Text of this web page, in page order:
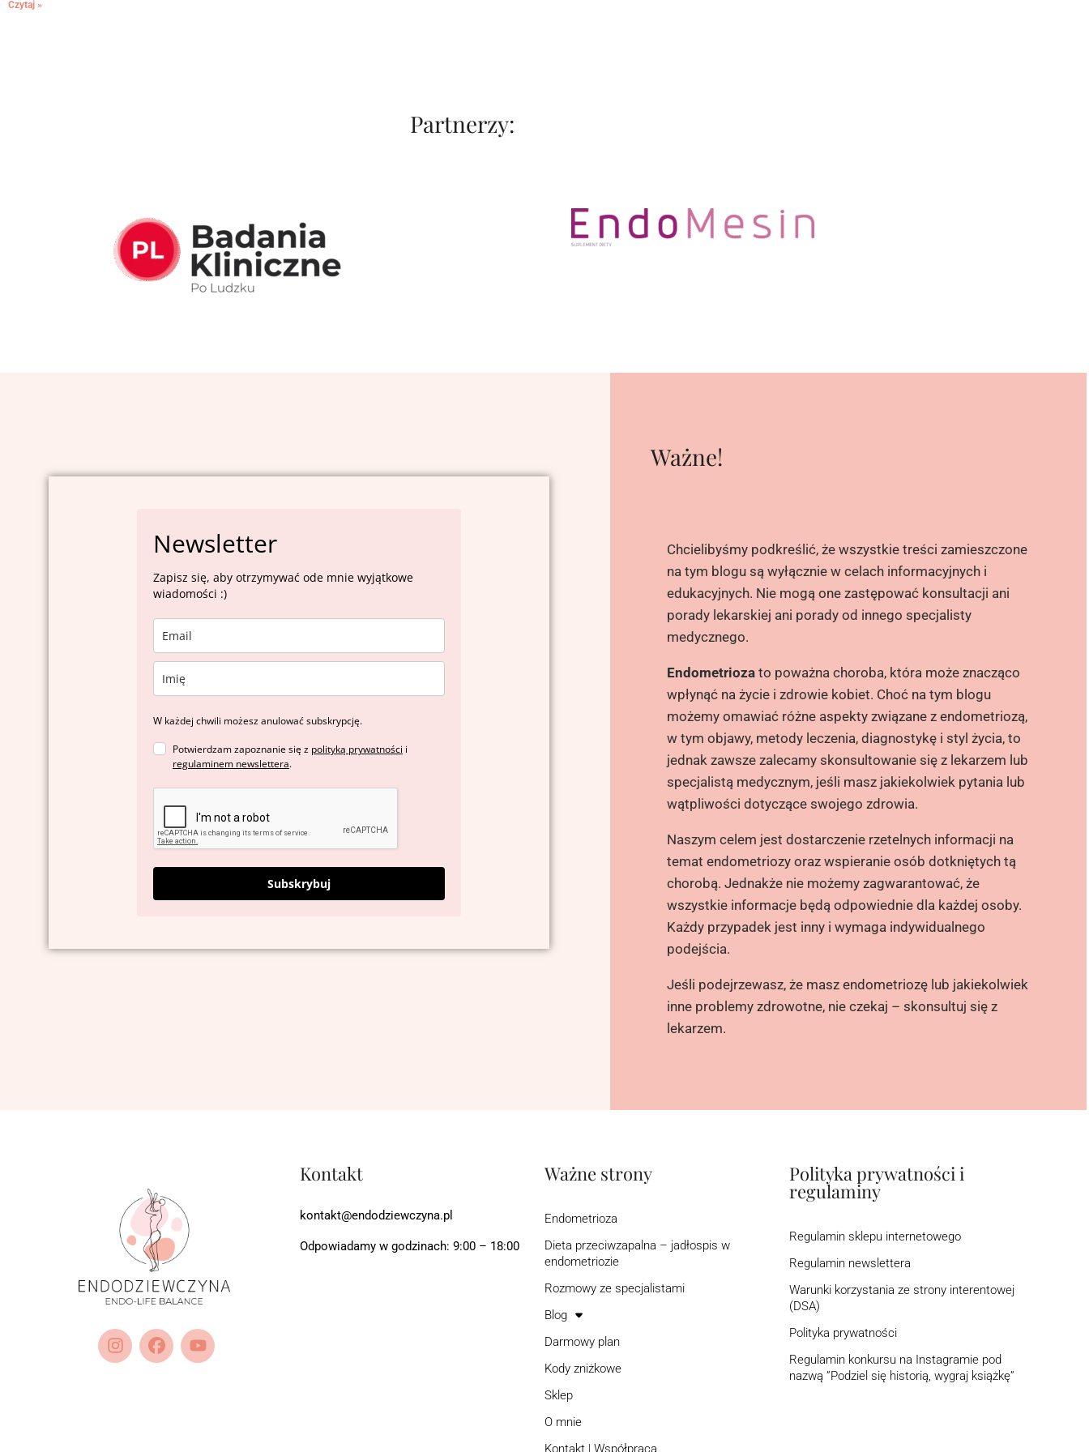
Czytaj »
Partnerzy:
Newsletter
Zapisz się, aby otrzymywać ode mnie wyjątkowe
wiadomości :)
W każdej chwili możesz anulować subskrypcję.
Potwierdzam zapoznanie się z polityką prywatności i
regulaminem newslettera.
Subskrybuj
Ważne!
Chcielibyśmy podkreślić, że wszystkie treści zamieszczone
na tym blogu są wyłącznie w celach informacyjnych i
edukacyjnych. Nie mogą one zastępować konsultacji ani
porady lekarskiej ani porady od innego specjalisty
medycznego.
Endometriozato poważna choroba, która może znacząco
wpłynąć na życie i zdrowie kobiet. Choć na tym blogu
możemy omawiać różne aspekty związane z endometriozą,
w tym objawy, metody leczenia, diagnostykę i styl życia, to
jednak zawsze zalecamy skonsultowanie się z lekarzem lub
specjalistą medycznym, jeśli masz jakiekolwiek pytania lub
wątpliwości dotyczące swojego zdrowia.
Naszym celem jest dostarczenie rzetelnych informacji na
temat endometriozy oraz wspieranie osób dotkniętych tą
chorobą. Jednakże nie możemy zagwarantować, że
wszystkie informacje będą odpowiednie dla każdej osoby.
Każdy przypadek jest inny i wymaga indywidualnego
podejścia.
Jeśli podejrzewasz, że masz endometriozę lub jakiekolwiek
inne problemy zdrowotne, nie czekaj – skonsultuj się z
lekarzem.
Kontakt
kontakt@endodziewczyna.pl
Odpowiadamy w godzinach: 9:00 – 18:00
Ważne strony
Endometrioza
Dieta przeciwzapalna – jadłospis w
endometriozie
Rozmowy ze specjalistami
Blog
Darmowy plan
Kody zniżkowe
Sklep
O mnie
Kontakt | Współpraca
Polityka prywatności i
regulaminy
Regulamin sklepu internetowego
Regulamin newslettera
Warunki korzystania ze strony interentowej
(DSA)
Polityka prywatności
Regulamin konkursu na Instagramie pod
nazwą ”Podziel się historią, wygraj książkę”